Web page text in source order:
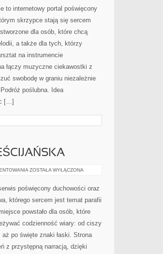
WESELE
to internetowy portal poświęcony
skrzypce stają się sercem
dla osób, które chcą
a także dla tych, którzy
na instrumencie
łączy muzyczne ciekawostki z
swobodę w graniu niezależnie
poślubna. Idea
[…]
TEOLOGIA
CHRZEŚCIJAŃSKA
ZOSTAŁA WYŁĄCZONA
poświęcony duchowości oraz
którego sercem jest temat parafii
powstało dla osób, które
codzienność wiary: od ciszy
po święte znaki łaski. Strona
z przystępną narracją, dzięki